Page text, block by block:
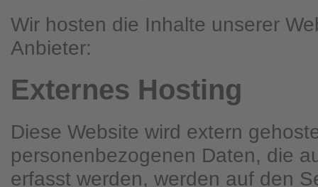
Wir hosten die Inhalte unserer
Anbieter:
Externes Hosting
Diese Website wird extern
personenbezogenen Daten, die
erfasst werden, werden auf den